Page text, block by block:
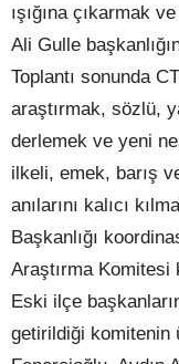
ışığına çıkarmak
Ali Gulle
Toplantı sonunda
araştırmak, sözlü,
derlemek ve yeni
ilkeli, emek, barış
anılarını kalıcı
Başkanlığı
Araştırma Komitesi
Eski ilçe
getirildiği komitenin